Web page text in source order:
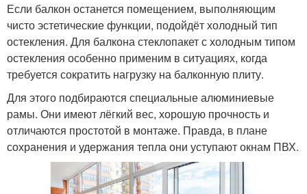
Если балкон останется помещением, выполняющим
чисто эстетические функции, подойдёт холодный тип
остекления. Для балкона стеклопакет с холодным типом
остекления особенно применим в ситуациях, когда
требуется сократить нагрузку на балконную плиту.
Для этого подбираются специальные алюминиевые
рамы. Они имеют лёгкий вес, хорошую прочность и
отличаются простотой в монтаже. Правда, в плане
сохранения и удержания тепла они уступают окнам ПВХ.